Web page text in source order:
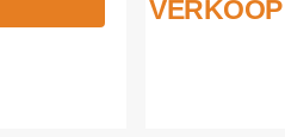
VERKOOP